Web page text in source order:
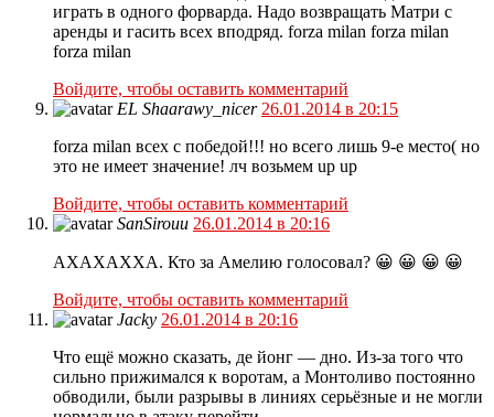
играть в одного форварда. Надо возвращать Матри с
аренды и гасить всех вподряд. forza milan forza milan
forza milan
Войдите, чтобы оставить комментарий
EL Shaarawy_nicer 26.01.2014 в 20:15
forza milan всех с победой!!! но всего лишь 9-е место( но
это не имеет значение! лч возьмем up up
Войдите, чтобы оставить комментарий
SanSirouu 26.01.2014 в 20:16
АХАХАХХА. Кто за Амелию голосовал? 😀 😀 😀 😀
Войдите, чтобы оставить комментарий
Jacky 26.01.2014 в 20:16
Что ещё можно сказать, де йонг — дно. Из-за того что
сильно прижимался к воротам, а Монтоливо постоянно
обводили, были разрывы в линиях серьёзные и не могли